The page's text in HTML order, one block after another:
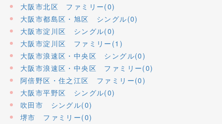
大阪市北区 ファミリー(0)
大阪市都島区・旭区 シングル(0)
大阪市淀川区 シングル(0)
大阪市淀川区 ファミリー(1)
大阪市浪速区・中央区 シングル(0)
大阪市浪速区・中央区 ファミリー(0)
阿倍野区・住之江区 ファミリー(0)
大阪市平野区 シングル(0)
吹田市 シングル(0)
堺市 ファミリー(0)